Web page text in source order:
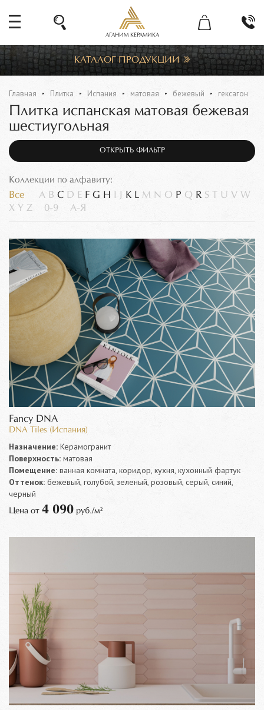
АГАНИМ КЕРАМИКА
КАТАЛОГ ПРОДУКЦИИ
Главная Плитка Испания матовая бежевый гексагон
Плитка испанская матовая бежевая
шестиугольная
ОТКРЫТЬ ФИЛЬТР
Коллекции по алфавиту:
Все A B C D E F G H K L M N O P Q R S U V W
X Y Z 0-9 А-Я
Fancy DNA
DNA Tiles (Испания)
Назначение: Керамогранит
Поверхность: матовая
Помещение: ванная комната, коридор, кухня, кухонный фартук
Оттенок: бежевый, голубой, зеленый, розовый, серый, синий,
черный
Цена от 4 090 руб./м²